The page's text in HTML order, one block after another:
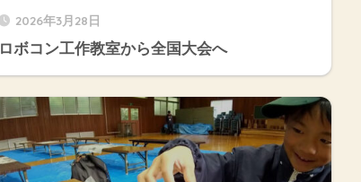
2026年3月28日
ロボコン工作教室から全国大会へ